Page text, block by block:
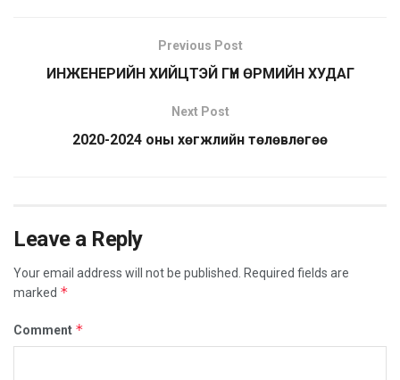
Previous Post
ИНЖЕНЕРИЙН ХИЙЦТЭЙ ГҮН ӨРМИЙН ХУДАГ
Next Post
2020-2024 оны хөгжлийн төлөвлөгөө
Leave a Reply
Your email address will not be published.
Required fields are
marked *
Comment *